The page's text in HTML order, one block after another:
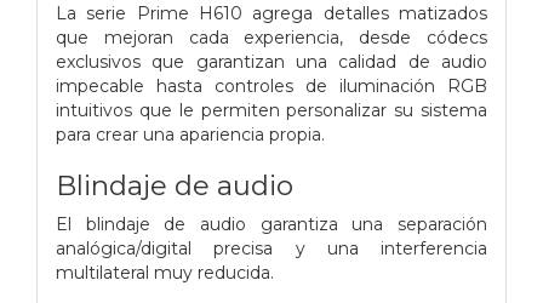
La serie Prime H610 agrega detalles matizados
que mejoran cada experiencia, desde códecs
exclusivos que garantizan una calidad de audio
impecable hasta controles de iluminación RGB
intuitivos que le permiten personalizar su sistema
para crear una apariencia propia.
Blindaje de audio
El blindaje de audio garantiza una separación
analógica/digital precisa y una interferencia
multilateral muy reducida.